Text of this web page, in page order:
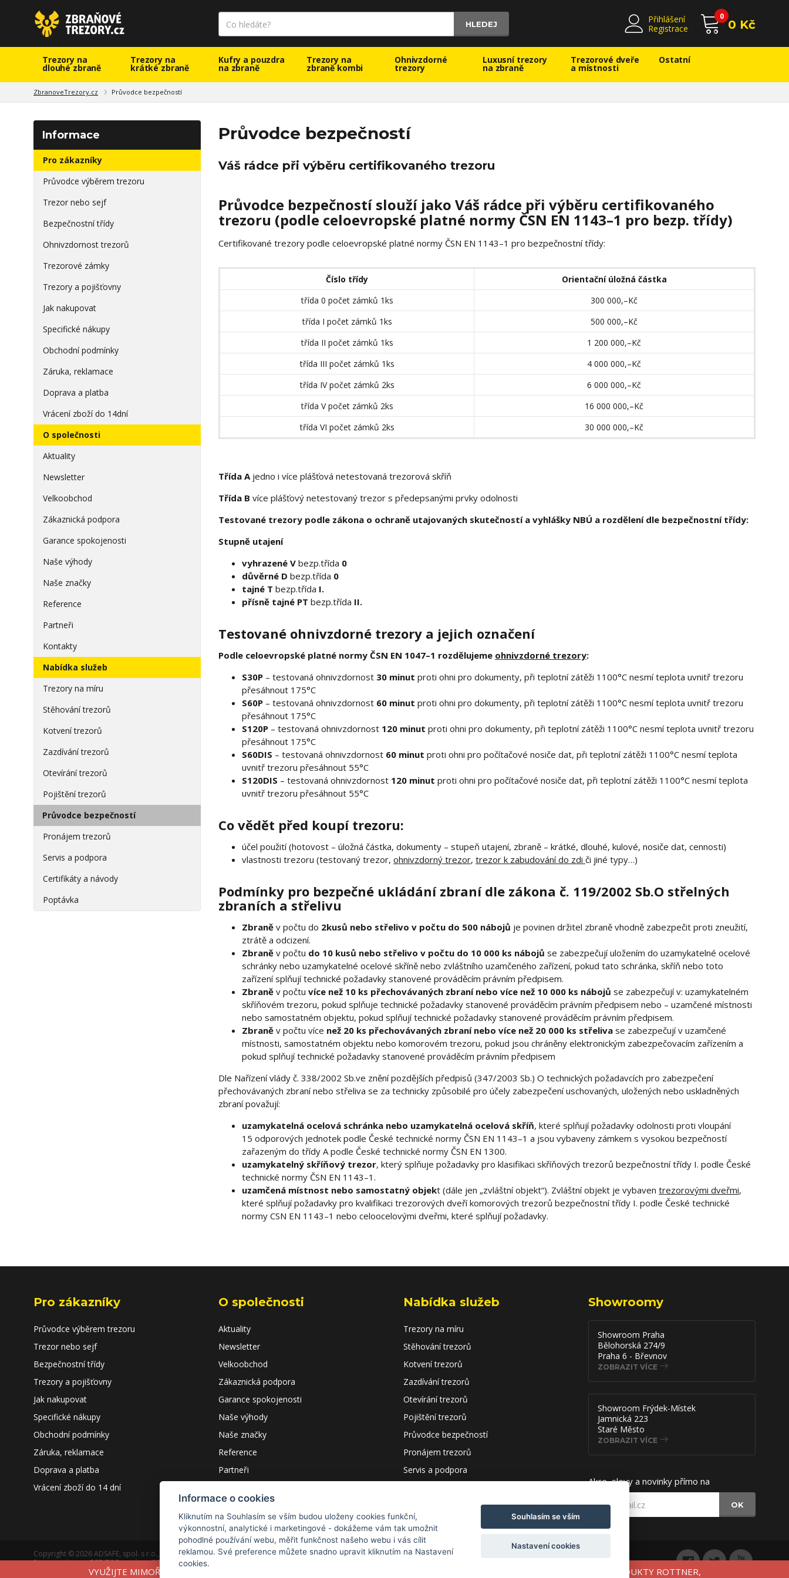
HLEDEJ
Přihlášení
Registrace
0
0 Kč
Trezory na
dlouhé zbraně
Trezory na
krátké zbraně
Kufry a pouzdra
na zbraně
Trezory na
zbraně kombi
Ohnivzdorné
trezory
Luxusní trezory
na zbraně
Trezorové dveře
a místnosti
Ostatní
ZbranoveTrezory.cz Průvodce bezpečností
Informace
Pro zákazníky
Průvodce výběrem trezoru
Trezor nebo sejf
Bezpečnostní třídy
Ohnivzdornost trezorů
Trezorové zámky
Trezory a pojišťovny
Jak nakupovat
Specifické nákupy
Obchodní podmínky
Záruka, reklamace
Doprava a platba
Vrácení zboží do 14dní
O společnosti
Aktuality
Newsletter
Velkoobchod
Zákaznická podpora
Garance spokojenosti
Naše výhody
Naše značky
Reference
Partneři
Kontakty
Nabídka služeb
Trezory na míru
Stěhování trezorů
Kotvení trezorů
Zazdívání trezorů
Otevírání trezorů
Pojištění trezorů
Průvodce bezpečností
Pronájem trezorů
Servis a podpora
Certifikáty a návody
Poptávka
Průvodce bezpečností
Váš rádce při výběru certifikovaného trezoru
Průvodce bezpečností slouží jako Váš rádce při výběru certifikovaného
trezoru (podle celoevropské platné normy ČSN EN 1143–1 pro bezp. třídy)
Certifikované trezory podle celoevropské platné normy ČSN EN 1143–1 pro bezpečnostní třídy:
Číslo třídy
Orientační úložná částka
třída 0 počet zámků 1ks
300 000,–Kč
třída I počet zámků 1ks
500 000,–Kč
třída II počet zámků 1ks
1 200 000,–Kč
třída III počet zámků 1ks
4 000 000,–Kč
třída IV počet zámků 2ks
6 000 000,–Kč
třída V počet zámků 2ks
16 000 000,–Kč
třída VI počet zámků 2ks
30 000 000,–Kč
Třída Ajedno i více plášťová netestovaná trezorová skříň
Třída B více plášťový netestovaný trezor s předepsanými prvky odolnosti
Testované trezory podle zákona o ochraně utajovaných skutečností a vyhlášky NBÚ a rozdělení dle bezpečnostní tří­dy:
Stupně utajení
vyhrazené V bezp.třída 0
důvěrné D bezp.třída 0
tajné T bezp.třída I.
přísně tajné PT bezp.třída II.
Testované ohnivzdorné trezory a jejich označení
Podle celoevropské platné normy ČSN EN 1047–1 rozdělujeme ohnivzdorné trezory:
S30P – testovaná ohnivzdornost 30 minut proti ohni pro dokumenty, při teplotní zátěži 1100°C nesmí teplota uvnitř trezoru
přesáhnout 175°C
S60P – testovaná ohnivzdornost 60 minut proti ohni pro dokumenty, při teplotní zátěži 1100°C nesmí teplota uvnitř trezoru
přesáhnout 175°C
S120P – testovaná ohnivzdornost 120 minut proti ohni pro dokumenty, při teplotní zátěži 1100°C nesmí teplota uvnitř trezoru
přesáhnout 175°C
S60DIS – testovaná ohnivzdornost 60 minut proti ohni pro počítačové nosiče dat, při teplotní zátěži 1100°C nesmí teplota
uvnitř trezoru přesáhnout 55°C
S120DIS – testovaná ohnivzdornost 120 minut proti ohni pro počítačové nosiče dat, při teplotní zátěži 1100°C nesmí teplota
uvnitř trezoru přesáhnout 55°C
Co vědět před koupí trezoru:
účel použití (hotovost – úložná částka, dokumenty – stupeň utajení, zbraně – krátké, dlouhé, kulové, nosiče dat, cennosti)
vlastnosti trezoru (testovaný trezor, ohnivzdorný trezor, trezor k zabudování do zdi či jiné typy…)
Podmínky pro bezpečné ukládání zbraní dle zákona č. 119/2002 Sb.O střelných
zbraních a střelivu
Zbraně v počtu do 2kusů nebo střelivo v počtu do 500 nábojů je povinen držitel zbraně vhodně zabezpečit proti zneužití,
ztrátě a odcizení.
Zbraně v počtu do 10 kusů nebo střelivo v počtu do 10 000 ks nábojů se zabezpečují uložením do uzamykatelné ocelové
schránky nebo uzamykatelné ocelové skříně nebo zvláštního uzamčeného zařízení, pokud tato schránka, skříň nebo toto
zařízení splňují technické požadavky stanovené prováděcím právním předpisem.
Zbraně v počtu více než 10 ks přechovávaných zbraní nebo více než 10 000 ks nábojů se zabezpečují v: uzamykatelném
skříňovém trezoru, pokud splňuje technické požadavky stanovené prováděcím právním předpisem nebo – uzamčené místnosti
nebo samostatném objektu, pokud splňují technické požadavky stanovené prováděcím právním předpisem.
Zbraně v počtu více než 20 ks přechovávaných zbraní nebo více než 20 000 ks střeliva se zabezpečují v uzamčené
místnosti, samostatném objektu nebo komorovém trezoru, pokud jsou chráněny elektronickým zabezpečovacím zařízením a
pokud splňují technické požadavky stanovené prováděcím právním předpisem
Dle Nařízení vlády č. 338/2002 Sb.ve znění pozdějších předpisů (347/2003 Sb.) O technických požadavcích pro zabezpečení
přechovávaných zbraní nebo střeliva se za technicky způsobilé pro účely zabezpečení uschovaných, uložených nebo uskladněných
zbraní považují:
uzamykatelná ocelová schránka nebo uzamykatelná ocelová skříň, které splňují požadavky odolnosti proti vloupání
15 odporových jednotek podle České technické normy ČSN EN 1143–1 a jsou vybaveny zámkem s vysokou bezpečností
zařazeným do třídy A podle České technické normy ČSN EN 1300.
uzamykatelný skříňový trezor, který splňuje požadavky pro klasifikaci skříňových trezorů bezpečnostní třídy I. podle České
technické normy ČSN EN 1143–1.
uzamčená místnost nebo samostatný objekt (dále jen „zvláštní objekt“). Zvláštní objekt je vybaven trezorovými dveřmi,
které splňují požadavky pro kvalifikaci trezorových dveří komorových trezorů bezpečnostní třídy I. podle České technické
normy CSN EN 1143–1 nebo celoocelovými dveřmi, které splňují požadavky.
Pro zákazníky
Průvodce výběrem trezoru
Trezor nebo sejf
Bezpečnostní třídy
Trezory a pojišťovny
Jak nakupovat
Specifické nákupy
Obchodní podmínky
Záruka, reklamace
Doprava a platba
Vrácení zboží do 14 dní
O společnosti
Aktuality
Newsletter
Velkoobchod
Zákaznická podpora
Garance spokojenosti
Naše výhody
Naše značky
Reference
Partneři
Nabídka služeb
Trezory na míru
Stěhování trezorů
Kotvení trezorů
Zazdívání trezorů
Otevírání trezorů
Pojištění trezorů
Průvodce bezpečností
Pronájem trezorů
Servis a podpora
Showroomy
Showroom Praha
Bělohorská 274/9
Praha 6 - Břevnov
ZOBRAZIT VÍCE
Showroom Frýdek-Místek
Jamnická 223
Staré Město
ZOBRAZIT VÍCE
Akce, slevy a novinky přímo na
OK
Copyright © 2026 ADSAFE, spol. s r.o., Eshop řešení:3solutions, spol. s r.o.
Provozováno naB2B/B2C systému:3ESHOP SmartShopper
Verze webu pro PC.VYUŽIJTE MIMOŘÁDNOU AKCI A ZADEJTE V KOŠÍKU NA
A ZÍSKEJTE SLEVU 10% NA VYBRANÉ PRODUKTY ROTTNER,
Informace o cookies
Kliknutím na Souhlasím se vším budou uloženy cookies funkční,
výkonnostní, analytické i marketingové - dokážeme vám tak umožnit
pohodlné používání webu, měřit funkčnost našeho webu i vás cílit
reklamou. Své preference můžete snadno upravit kliknutím na Nastavení
cookies.
Souhlasím se vším
Nastavení cookies